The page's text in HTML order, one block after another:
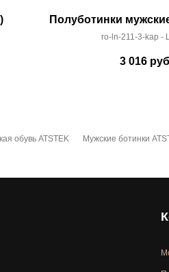
Полуботинки
ro-ln-211-3-kap -
3 016руб
обувь ATSTEK Мужские ботинки